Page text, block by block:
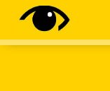
Diese Webseite
Tracking-Tools